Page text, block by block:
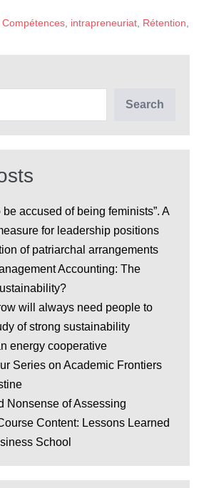
Compétences, intrapreneuriat, Rétention,
Search
be accused of being feminists”. A
for leadership positions
of patriarchal arrangements
Accounting: The
will always need people to
of strong sustainability
energy cooperative
Series on Academic Frontiers
Nonsense of Assessing
Content: Lessons Learned
School